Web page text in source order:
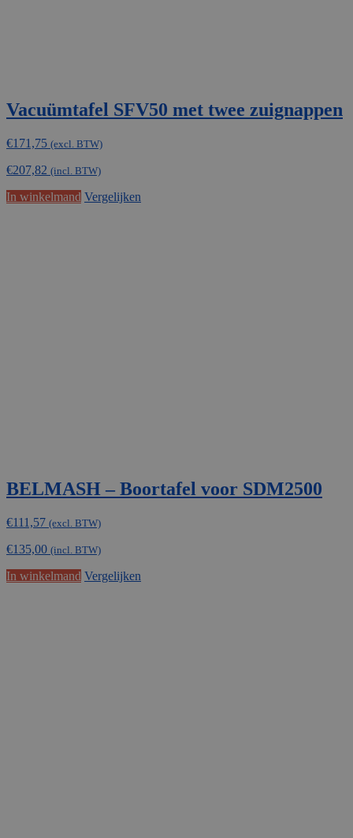
Vacuümtafel SFV50 met twee zuignappen
€171,75 (excl. BTW)
€207,82 (incl. BTW)
In winkelmand Vergelijken
BELMASH – Boortafel voor SDM2500
€111,57 (excl. BTW)
€135,00 (incl. BTW)
In winkelmand Vergelijken